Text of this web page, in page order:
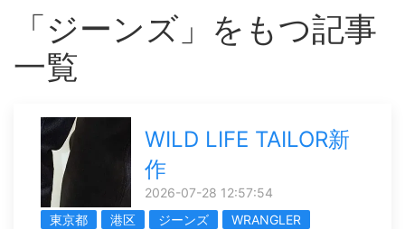
「ジーンズ」をもつ記事
一覧
WILD LIFE TAILOR新
作
2026-07-28 12:57:54
東京都
港区 ジーンズ
WRANGLER